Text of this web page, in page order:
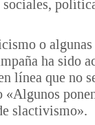
o algunas
ha sido
línea que no
slactivismo».